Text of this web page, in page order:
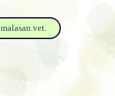
malasan.vet.